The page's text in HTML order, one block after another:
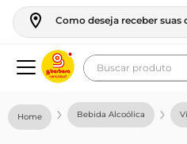
Como deseja receber suas
Buscar produto
Bebida Alcoólica
geladeira